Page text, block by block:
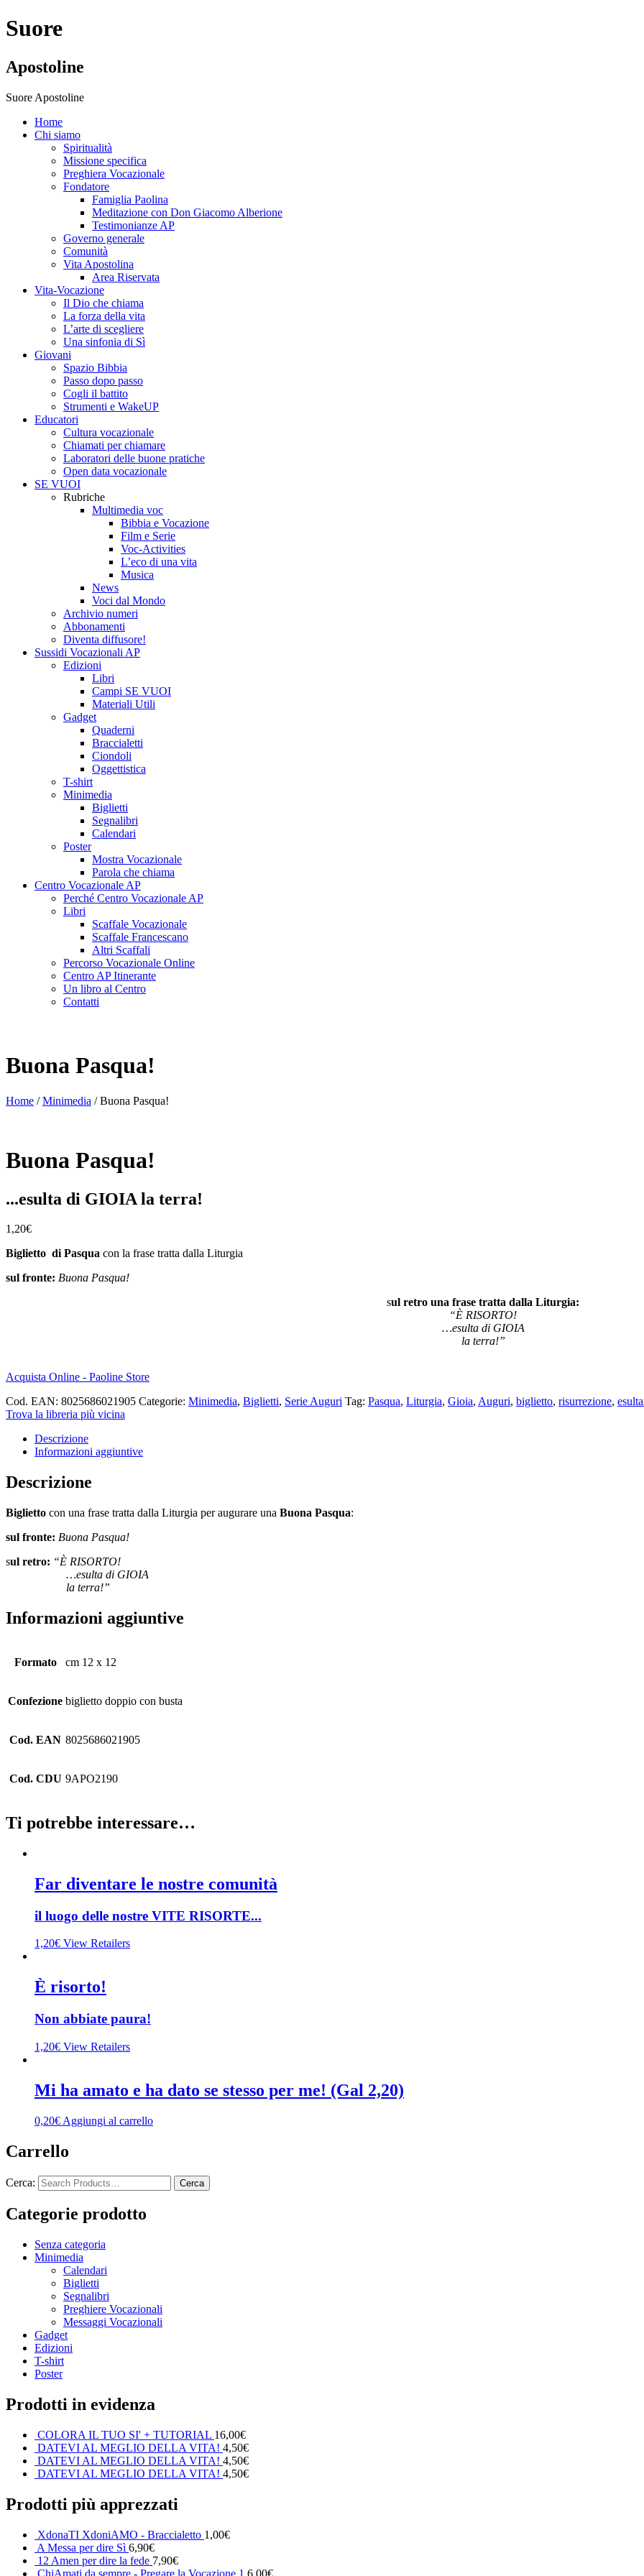
Suore
Apostoline
Suore Apostoline
Home
Chi siamo
Spiritualità
Missione specifica
Preghiera Vocazionale
Fondatore
Famiglia Paolina
Meditazione con Don Giacomo Alberione
Testimonianze AP
Governo generale
Comunità
Vita Apostolina
Area Riservata
Vita-Vocazione
Il Dio che chiama
La forza della vita
L’arte di scegliere
Una sinfonia di Sì
Giovani
Spazio Bibbia
Passo dopo passo
Cogli il battito
Strumenti e WakeUP
Educatori
Cultura vocazionale
Chiamati per chiamare
Laboratori delle buone pratiche
Open data vocazionale
SE VUOI
Rubriche
Multimedia voc
Bibbia e Vocazione
Film e Serie
Voc-Activities
L’eco di una vita
Musica
News
Voci dal Mondo
Archivio numeri
Abbonamenti
Diventa diffusore!
Sussidi Vocazionali AP
Edizioni
Libri
Campi SE VUOI
Materiali Utili
Gadget
Quaderni
Braccialetti
Ciondoli
Oggettistica
T-shirt
Minimedia
Biglietti
Segnalibri
Calendari
Poster
Mostra Vocazionale
Parola che chiama
Centro Vocazionale AP
Perché Centro Vocazionale AP
Libri
Scaffale Vocazionale
Scaffale Francescano
Altri Scaffali
Percorso Vocazionale Online
Centro AP Itinerante
Un libro al Centro
Contatti
Buona Pasqua!
Home /Minimedia / Buona Pasqua!
Buona Pasqua!
...esulta di GIOIA la terra!
1,20€
Biglietto di Pasqua con la frase tratta dalla Liturgia
sul fronte: Buona Pasqua!
sul retro una frase tratta dalla Liturgia:
“È RISORTO!
…esulta di GIOIA
la terra!”
Acquista Online - Paoline Store
Cod. EAN: 8025686021905 Categorie: Minimedia, Biglietti, Serie Auguri Tag: Pasqua, Liturgia, Gioia, Auguri, biglietto, risurrezione,
Trova la libreria più vicina
Descrizione
Informazioni aggiuntive
Descrizione
Biglietto con una frase tratta dalla Liturgia per augurare una Buona Pasqua:
sul fronte: Buona Pasqua!
sul retro: “È RISORTO!
…esulta di GIOIA
la terra!”
Informazioni aggiuntive
Formato cm 12 x 12
Confezione biglietto doppio con busta
Cod. EAN 8025686021905
Cod. CDU 9APO2190
Ti potrebbe interessare…
Far diventare le nostre comunità
il luogo delle nostre VITE RISORTE...
1,20€ View Retailers
È risorto!
Non abbiate paura!
1,20€ View Retailers
Mi ha amato e ha dato se stesso per me! (Gal 2,20)
0,20€ Aggiungi al carrello
Carrello
Cerca:
Categorie prodotto
Senza categoria
Minimedia
Calendari
Biglietti
Segnalibri
Preghiere Vocazionali
Messaggi Vocazionali
Gadget
Edizioni
T-shirt
Poster
Prodotti in evidenza
COLORA IL TUO SI' + TUTORIAL 16,00€
DATEVI AL MEGLIO DELLA VITA! 4,50€
DATEVI AL MEGLIO DELLA VITA! 4,50€
DATEVI AL MEGLIO DELLA VITA! 4,50€
Prodotti più apprezzati
XdonaTI XdoniAMO - Braccialetto 1,00€
A Messa per dire Sì 6,90€
12 Amen per dire la fede 7,90€
ChiAmati da sempre - Pregare la Vocazione 1 6,00€